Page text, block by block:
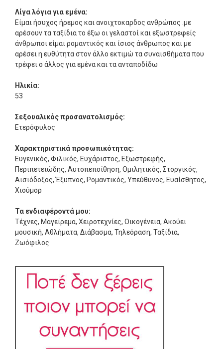
Λίγα λόγια για εμένα:
Είμαι ήσυχος ήρεμος και ανοιχτοκαρδος ανθρώπος .με
αρέσουν τα ταξίδια το έξω οι γελαστοί και εξωστρεφείς
άνθρωποι είμαι ρομαντικός και ίσιος άνθρωπος και με
αρέσει η ευθύτητα στον άλλο εκτιμώ τα συναισθήματα που
τρέφει ο άλλος για εμένα και τα ανταποδίδω
Ηλικία:
53
Σεξουαλικός προσανατολισμός:
Ετερόφυλος
Χαρακτηριστικά προσωπικότητας:
Ευγενικός, Φιλικός, Ευχάριστος, Εξωστρεφής,
Περιπετειώδης, Αυτοπεποίθηση, Ομιλητικός, Στοργικός,
Αισιόδοξος, Έξυπνος, Ρομαντικός, Υπεύθυνος, Ευαίσθητος,
Χιούμορ
Τα ενδιαφέροντά μου:
Τέχνες, Μαγείρεμα, Χειροτεχνίες, Οικογένεια, Ακούει
μουσική, Αθλήματα, Διάβασμα, Τηλεόραση, Ταξίδια,
Ζωόφιλος